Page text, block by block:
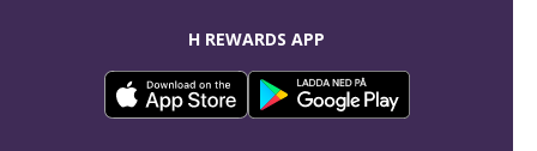
H REWARDS APP